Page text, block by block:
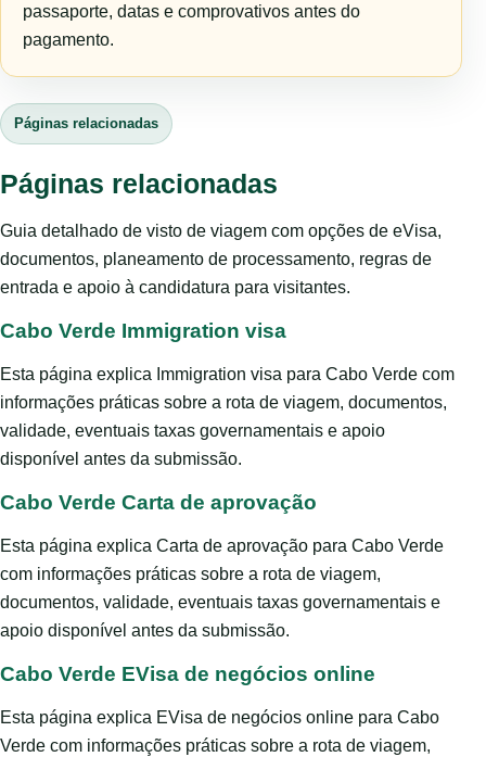
passaporte, datas e comprovativos antes do
pagamento.
Páginas relacionadas
Páginas relacionadas
Guia detalhado de visto de viagem com opções de eVisa,
documentos, planeamento de processamento, regras de
entrada e apoio à candidatura para visitantes.
Cabo Verde Immigration visa
Esta página explica Immigration visa para Cabo Verde com
informações práticas sobre a rota de viagem, documentos,
validade, eventuais taxas governamentais e apoio
disponível antes da submissão.
Cabo Verde Carta de aprovação
Esta página explica Carta de aprovação para Cabo Verde
com informações práticas sobre a rota de viagem,
documentos, validade, eventuais taxas governamentais e
apoio disponível antes da submissão.
Cabo Verde EVisa de negócios online
Esta página explica EVisa de negócios online para Cabo
Verde com informações práticas sobre a rota de viagem,